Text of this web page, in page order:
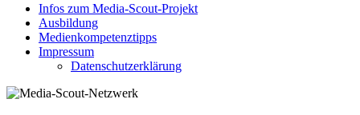
Infos zum Media-Scout-Projekt
Ausbildung
Medienkompetenztipps
Impressum
Datenschutzerklärung